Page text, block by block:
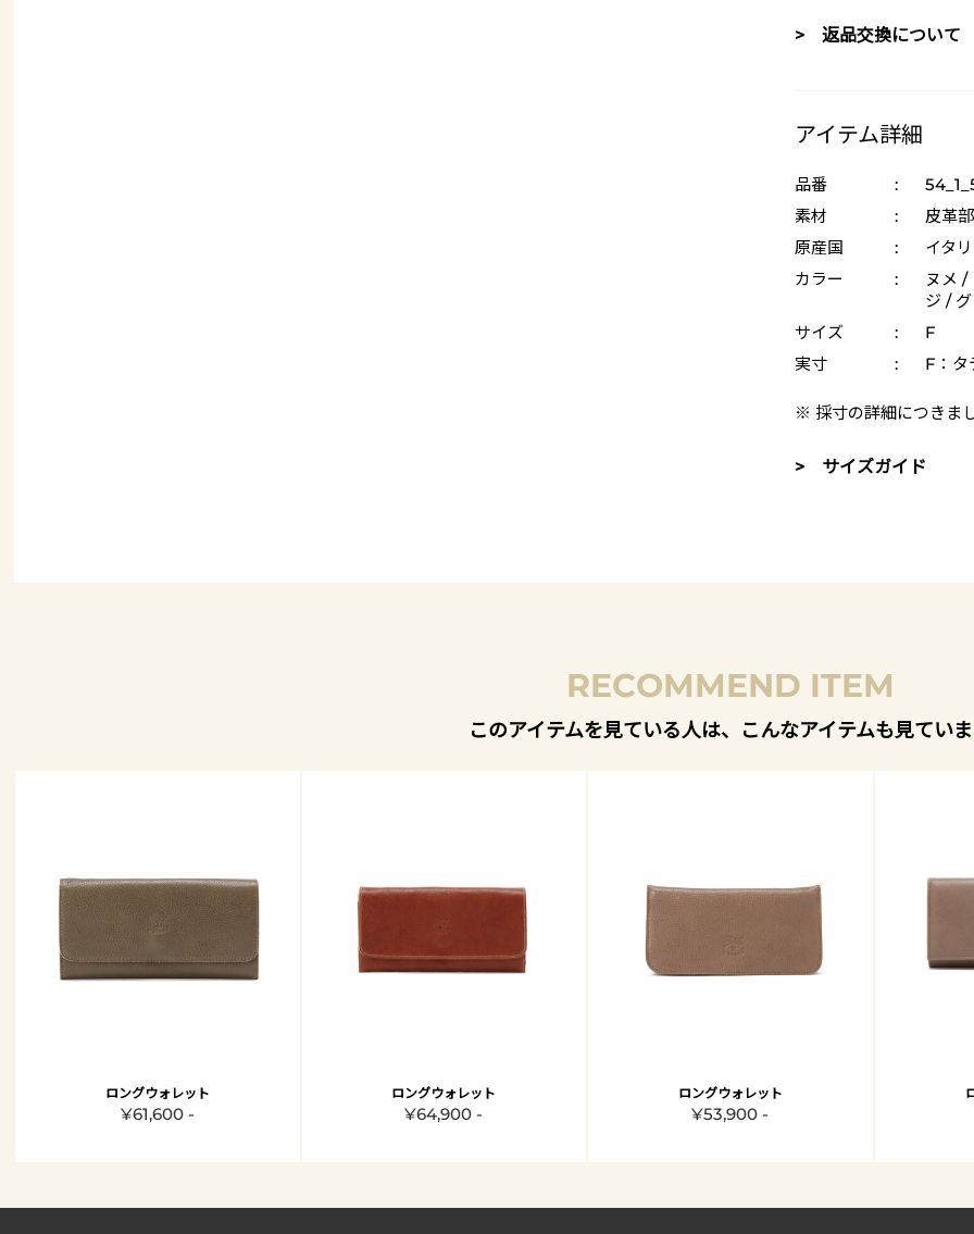
> 返品交換について
アイテム詳細
品番 :
素材
:
皮革
原産国
:
イタ
カラー
:
ヌメ /
ジ /
サイズ
:
F
実寸
: F：タ
※ 採寸の詳細につきま
> サイズガイド
RECOMMEND ITEM
このアイテムを見ている人は、こんなアイテムも見てい
ロングウォレット
¥61,600 -
ロングウォレット
¥64,900 -
ロングウォレット
¥53,900 -